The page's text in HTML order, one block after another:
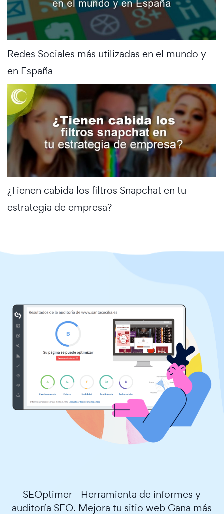
Redes Sociales más utilizadas en el mundo y
en España
¿Tienen cabida los filtros Snapchat en tu
estrategia de empresa?
SEOptimer - Herramienta de informes y
auditoría SEO. Mejora tu sitio web Gana más